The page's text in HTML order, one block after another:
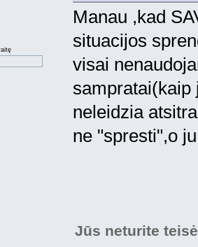
Manau ,kad
situacijos
visai
sampratai(kaip
neleidzia
ne "spresti",o
Jūs neturite